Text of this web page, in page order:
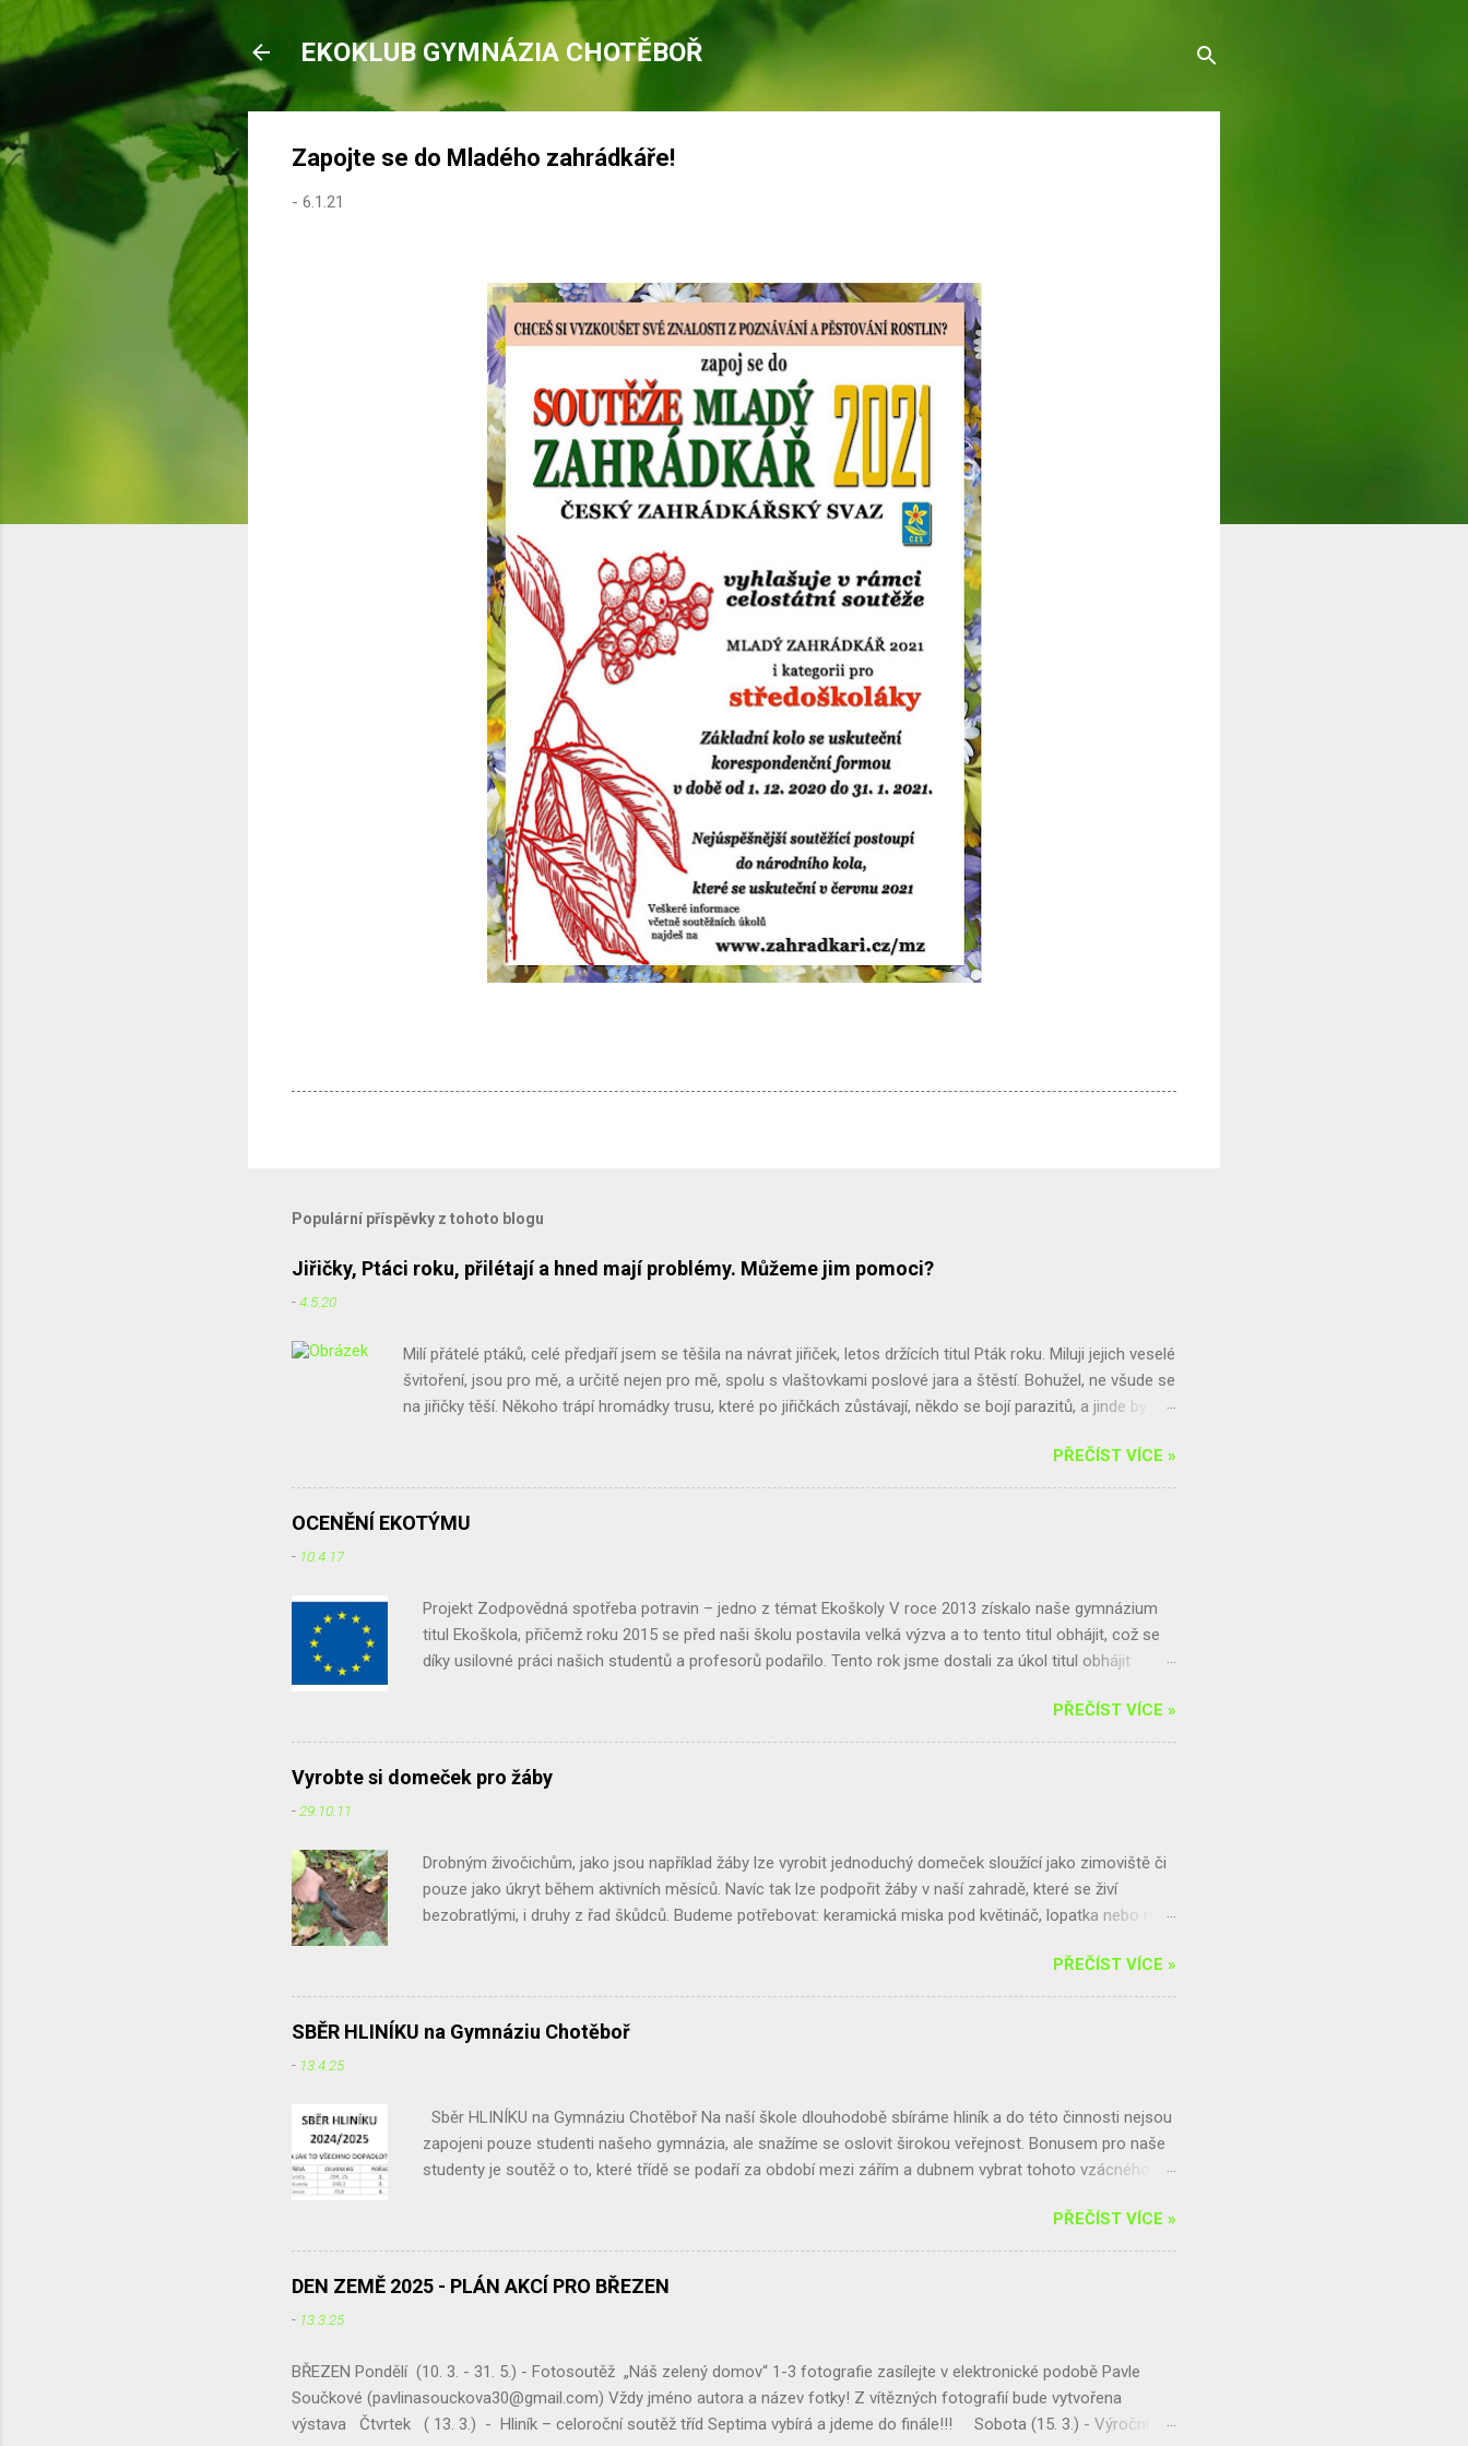
Přeskočit na hlavní obsah
EKOKLUB GYMNÁZIA CHOTĚBOŘ
Zapojte se do Mladého zahrádkáře!
- 6.1.21
Populární příspěvky z tohoto blogu
Jiřičky, Ptáci roku, přilétají a hned mají problémy. Můžeme jim pomoci?
-4.5.20
Milí přátelé ptáků, celé předjaří jsem se těšila na návrat jiřiček, letos držících titul Pták roku. Miluji jejich veselé
švitoření, jsou pro mě, a určitě nejen pro mě, spolu s vlaštovkami poslové jara a štěstí. Bohužel, ne všude se
na jiřičky těší. Někoho trápí hromádky trusu, které po jiřičkách zůstávají, někdo se bojí parazitů, a jinde by
nedrží. Chtěla bych vás poprosit: buďte k jiřičkám tolerantní, všímejte si jich a máte-li s nimi problémy,
zkuste je vyřešit, třeba i s našimi návody. Právě v rámci kampaně Pták roku 2020 jsme pro vás připravili
množství informací a budeme vděčni za jejich šíření. ČASOPIS PTÁK ROKU 2020 Přečtěte si speciál
PŘEČÍST VÍCE »
OCENĚNÍ EKOTÝMU
- 10.4.17
Projekt Zodpovědná spotřeba potravin – jedno z témat Ekoškoly V roce 2013 získalo naše gymnázium
titul Ekoškola, přičemž roku 2015 se před naši školu postavila velká výzva a to tento titul obhájit, což se
díky usilovné práci našich studentů a profesorů podařilo. Tento rok jsme dostali za úkol titul obhájit
potravin, do kterého jsme se s chutí pustili. Celý projekt jsme zahájili analýzou spotřeby potravin v
domácnostech prostřednictvím dotazníků, které jsme rozdali mezi studenty našeho gymnázia. Tento
dotazník měl odhalit jaké potraviny a kde naše domácnosti nakupují, jestli dbají na původ potravin a
způsob jejich výroby. Zda nějaké potraviny upřednostňují, zda je rozhodující jen cena, nebo také kvalita,
PŘEČÍST VÍCE »
Vyrobte si domeček pro žáby
-29.10.11
Drobným živočichům, jako jsou například žáby lze vyrobit jednoduchý domeček sloužící jako zimoviště či
pouze jako úkryt během aktivních měsíců. Navíc tak lze podpořit žáby v naší zahradě, které se živí
bezobratlými, i druhy z řad škůdců. Budeme potřebovat: keramická miska pod květináč, lopatka nebo rýč,
vodních ploch nebo vlhkých stanovišť vykopeme menší jamku.Na dno lze dát trochu hrabanky. Jamku
zakryjeme keramickou miskou, tak, aby malá odkrytá část fungovala jako vchod. Celý domeček můžeme
přikrýt větvemi, listím či kůrou. Žabí domeček lze také vyrobit z květináče podle tohoto postupu: Budeme
potřebovat : květináč, lopatku nebo rýč, listí, větve nebo kůru na přikrytí. Květináč vložíme do mělké jamky.
PŘEČÍST VÍCE »
SBĚR HLINÍKU na Gymnáziu Chotěboř
- 13.4.25
Sběr HLINÍKU na Gymnáziu Chotěboř Na naší škole dlouhodobě sbíráme hliník a do této činnosti nejsou
zapojeni pouze studenti našeho gymnázia, ale snažíme se oslovit širokou veřejnost. Bonusem pro naše
studenty je soutěž o to, které třídě se podaří za období mezi zářím a dubnem vybrat tohoto vzácného
sběru. Letos zvítězila třída kvinta , které se podařilo nasbírat neskutečných 204,25 kg . Tu tedy čeká
v červnu zasloužený výlet. Na druhém místě se umístila třída sekunda, která nasbírala 200,2 kg. Jelikož byl
rozdíl mezi těmito třídami opravdu malý, i třída sekunda se za odměnu podívá na výlet. Celkově se vybralo
PŘEČÍST VÍCE »
DEN ZEMĚ 2025 - PLÁN AKCÍ PRO BŘEZEN
- 13.3.25
BŘEZEN Pondělí (10. 3. - 31. 5.) - Fotosoutěž „Náš zelený domov“ 1-3 fotografie zasílejte v elektronické podobě Pavle
Součkové (pavlinasouckova30@gmail.com) Vždy jméno autora a název fotky! Z vítězných fotografií bude vytvořena
výstava Čtvrtek ( 13. 3.) - Hliník – celoroční soutěž tříd Septima vybírá a jdeme do finále!!! Sobota (15. 3.) - Výroční